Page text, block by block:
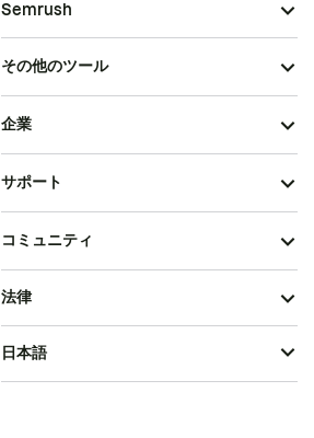
Semrush
その他のツール
企業
サポート
コミュニティ
法律
日本語